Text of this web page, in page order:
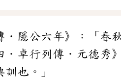
．隱公六年》：「春
卓行列傳．元德秀
也。」